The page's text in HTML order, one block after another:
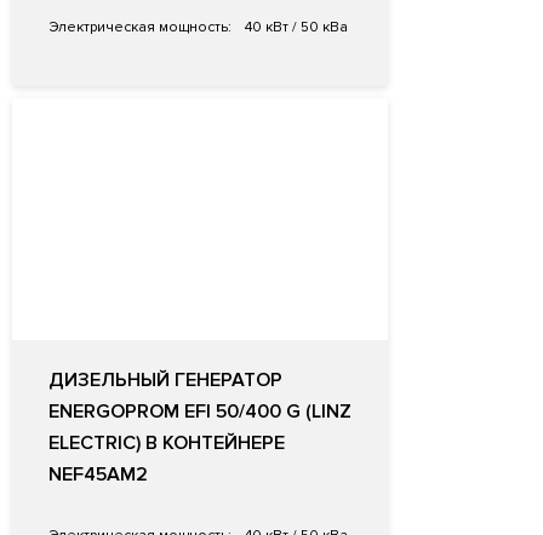
Электрическая мощность: 40 кВт / 50 кВа
ДИЗЕЛЬНЫЙ ГЕНЕРАТОР
ENERGOPROM EFI 50/400 G (LINZ
ELECTRIC) В КОНТЕЙНЕРЕ
NEF45AM2